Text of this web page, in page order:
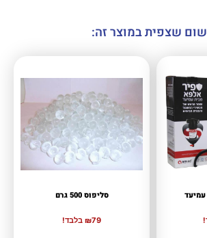
שצפית במוצר זה:
סליפוס 500 גרם
₪79 בלבד!